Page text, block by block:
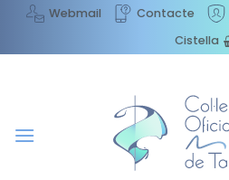
content
Webmail Contacte
Cistella